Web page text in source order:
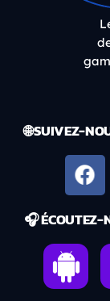
🌐 SUIVEZ-
🎧 ÉCOUTEZ-